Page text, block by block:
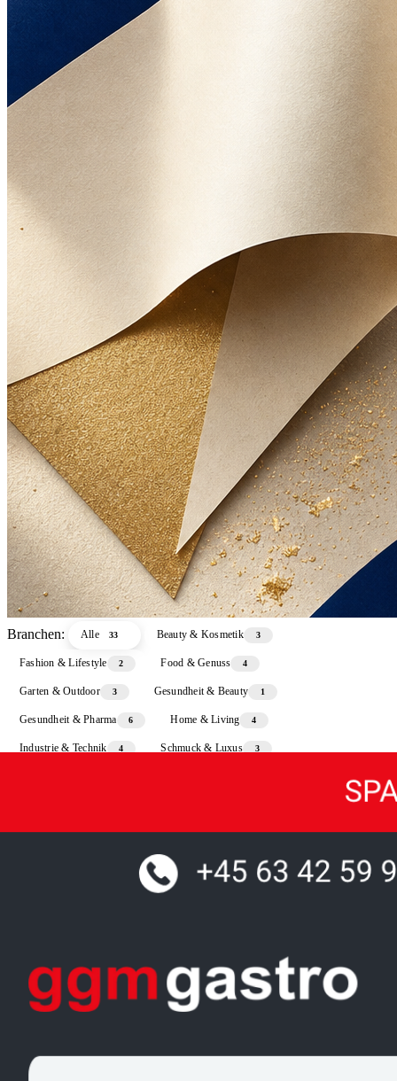
Branchen: Alle 33 Beauty & Kosmetik 3
Fashion & Lifestyle 2 Food & Genuss 4
Garten & Outdoor 3 Gesundheit & Beauty 1
Gesundheit & Pharma 6 Home & Living 4
Industrie & Technik 4 Schmuck & Luxus 3